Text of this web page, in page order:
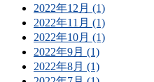
2022年12月 (1)
2022年11月 (1)
2022年10月 (1)
2022年9月 (1)
2022年8月 (1)